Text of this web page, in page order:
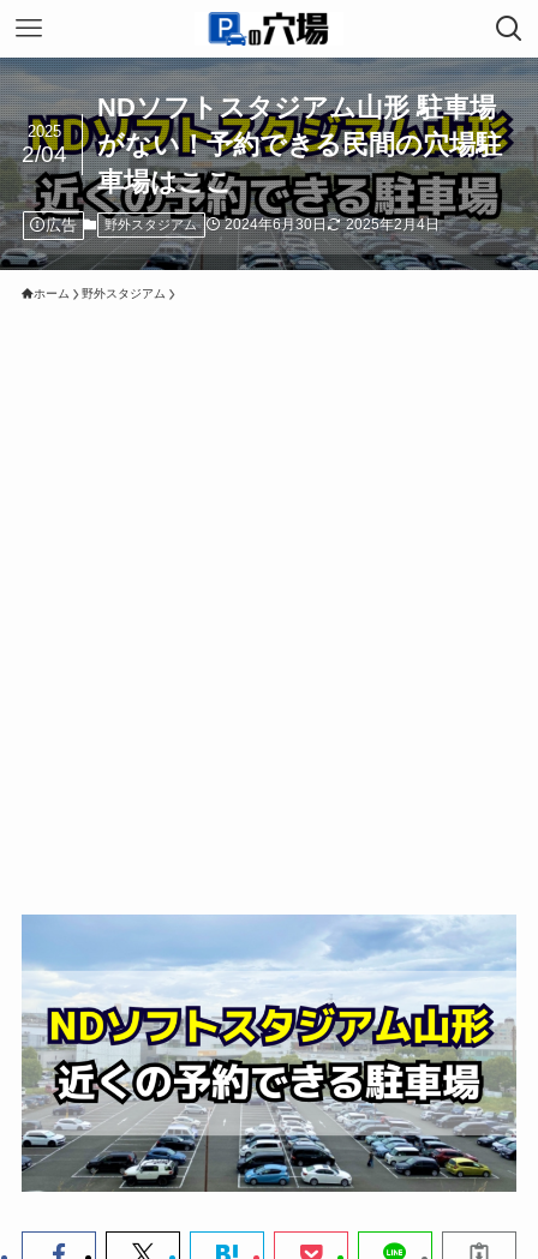
NDソフトスタジアム山形 駐車場
がない！予約できる民間の穴場駐
車場はここ
2025
2/04
広告 野外スタジアム 2024年6月30日 2025年2月4日
ホーム 野外スタジアム